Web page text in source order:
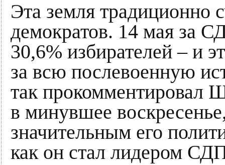
Эта земля традиционно
демократов. 14 мая за
30,6% избирателей – и
за всю послевоенную
так прокомментировал
в минувшее
значительным его
как он стал лидером